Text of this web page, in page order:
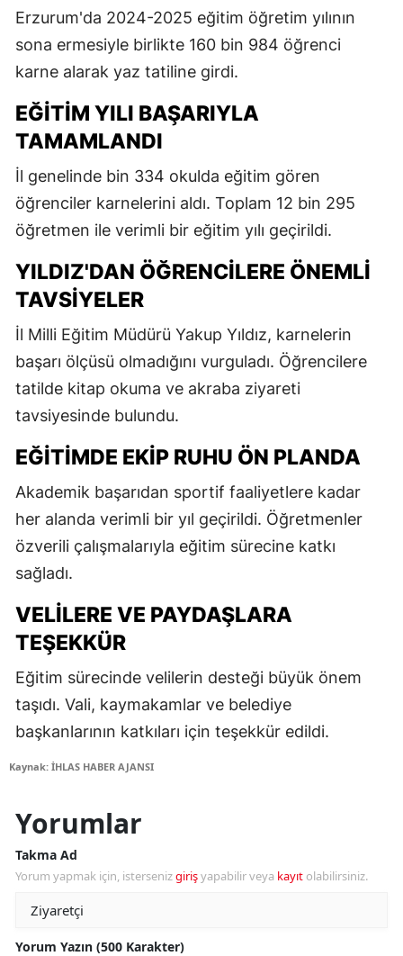
Erzurum'da 2024-2025 eğitim öğretim yılının
sona ermesiyle birlikte 160 bin 984 öğrenci
karne alarak yaz tatiline girdi.
EĞITIM YILI BAŞARIYLA
TAMAMLANDI
İl genelinde bin 334 okulda eğitim gören
öğrenciler karnelerini aldı. Toplam 12 bin 295
öğretmen ile verimli bir eğitim yılı geçirildi.
YILDIZ'DAN ÖĞRENCILERE ÖNEMLI
TAVSIYELER
İl Milli Eğitim Müdürü Yakup Yıldız, karnelerin
başarı ölçüsü olmadığını vurguladı. Öğrencilere
tatilde kitap okuma ve akraba ziyareti
tavsiyesinde bulundu.
EĞITIMDE EKIP RUHU ÖN PLANDA
Akademik başarıdan sportif faaliyetlere kadar
her alanda verimli bir yıl geçirildi. Öğretmenler
özverili çalışmalarıyla eğitim sürecine katkı
sağladı.
VELILERE VE PAYDAŞLARA
TEŞEKKÜR
Eğitim sürecinde velilerin desteği büyük önem
taşıdı. Vali, kaymakamlar ve belediye
başkanlarının katkıları için teşekkür edildi.
Kaynak: İHLAS HABER AJANSI
Yorumlar
Takma Ad
Yorum yapmak için, istersenizgirişyapabilir veya kayıt olabilirsiniz.
Yorum Yazın (500 Karakter)